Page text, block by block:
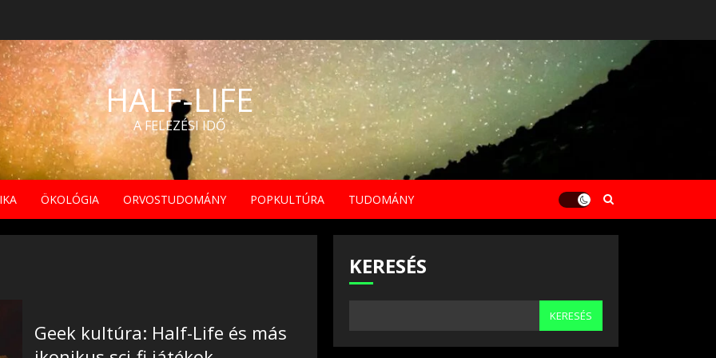
HALF-LIFE
A FELEZÉSI IDŐ
ÖKOLÓGIA ORVOSTUDOMÁNY POPKULTÚRA TUDOMÁNY
Geek kultúra: Half-Life és más
KERESÉS
KERESÉS